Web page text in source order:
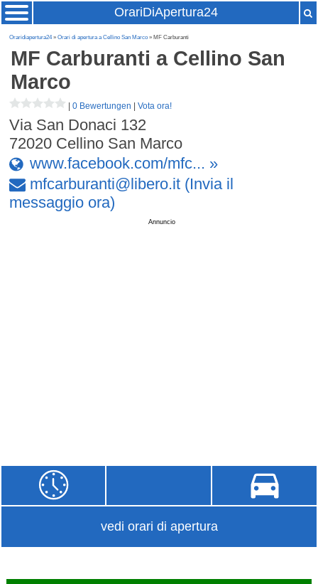
OrariDiApertura24
Oraridiapertura24»Orari di apertura a Cellino San Marco » MF Carburanti
MF Carburanti a Cellino San
Marco
|0 Bewertungen |Vota ora!
Via San Donaci 132
72020 Cellino San Marco
www.facebook.com/mfc... »
mfcarburanti@libero.it (Invia il
messaggio ora)
Annuncio
vedi orari di apertura